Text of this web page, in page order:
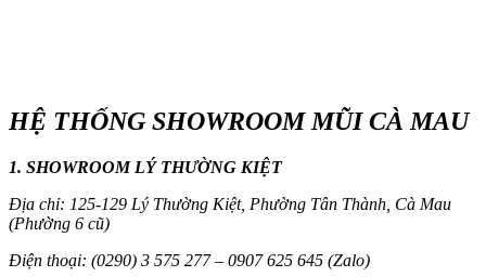
HỆ THỐNG SHOWROOM MŨI CÀ MAU
1. SHOWROOM LÝ THƯỜNG KIỆT
Địa chỉ: 125-129 Lý Thường Kiệt, Phường Tân Thành, Cà Mau
(Phường 6 cũ)
Điện thoại: (0290) 3 575 277 – 0907 625 645 (Zalo)